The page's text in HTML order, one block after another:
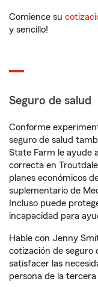
Comience su
y sencillo!
Seguro de salud
Conforme
seguro de salud
State Farm le ayude
correcta en
planes económicos
suplementario de
Incluso puede
incapacidad para
Hable con Jenny
cotización de seguro
satisfacer las
persona de la tercera